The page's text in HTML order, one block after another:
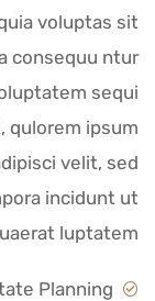
voluptas sit
consequu ntur
sequi
qulorem ipsum
velit, sed
incidunt ut
luptatem.
Planning